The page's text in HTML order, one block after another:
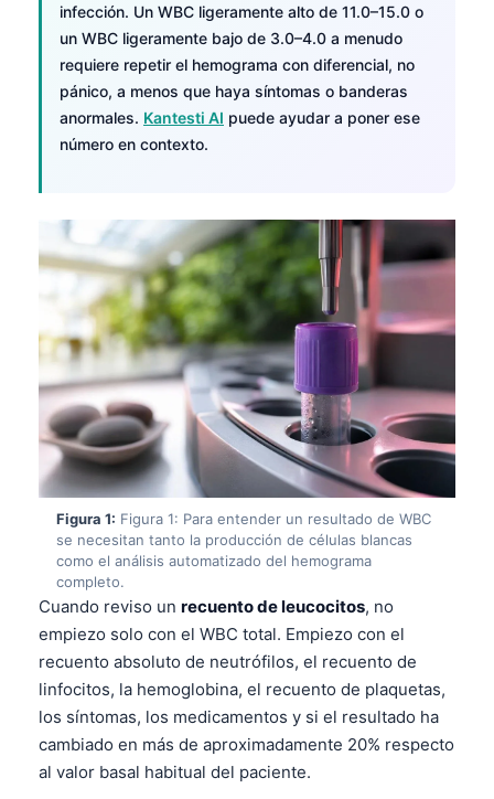
infección. Un WBC ligeramente alto de 11.0–15.0 o
un WBC ligeramente bajo de 3.0–4.0 a menudo
requiere repetir el hemograma con diferencial, no
pánico, a menos que haya síntomas o banderas
anormales. Kantesti AI puede ayudar a poner ese
número en contexto.
Figura 1: Figura 1: Para entender un resultado de WBC
se necesitan tanto la producción de células blancas
como el análisis automatizado del hemograma
completo.
Cuando reviso un recuento de leucocitos, no
empiezo solo con el WBC total. Empiezo con el
recuento absoluto de neutrófilos, el recuento de
linfocitos, la hemoglobina, el recuento de plaquetas,
los síntomas, los medicamentos y si el resultado ha
cambiado en más de aproximadamente 20% respecto
al valor basal habitual del paciente.